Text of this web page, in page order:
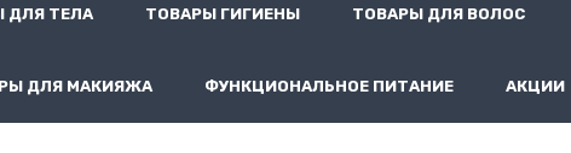
ДЛЯ ТЕЛА ТОВАРЫ ГИГИЕНЫ ТОВАРЫ ДЛЯ ВОЛОС
ДЛЯ МАКИЯЖА ФУНКЦИОНАЛЬНОЕ ПИТАНИЕ АКЦИИ